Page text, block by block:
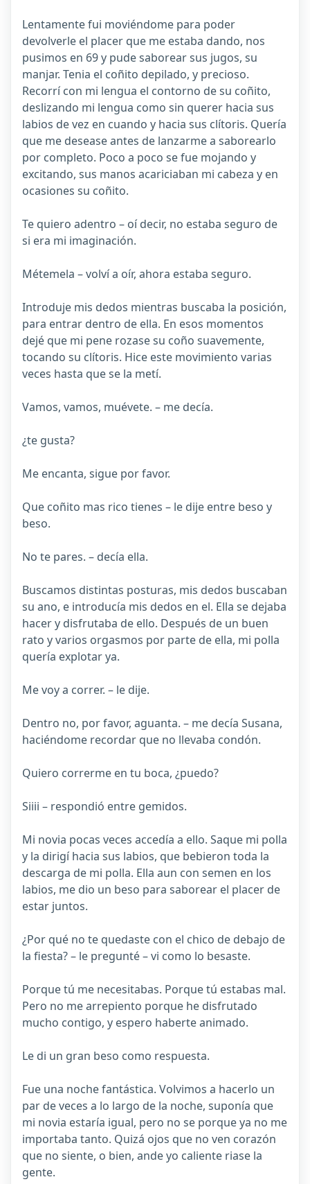
Lentamente fui moviéndome para poder
devolverle el placer que me estaba dando, nos
pusimos en 69 y pude saborear sus jugos, su
manjar. Tenia el coñito depilado, y precioso.
Recorrí con mi lengua el contorno de su coñito,
deslizando mi lengua como sin querer hacia sus
labios de vez en cuando y hacia sus clítoris. Quería
que me desease antes de lanzarme a saborearlo
por completo. Poco a poco se fue mojando y
excitando, sus manos acariciaban mi cabeza y en
ocasiones su coñito.
Te quiero adentro – oí decir, no estaba seguro de
si era mi imaginación.
Métemela – volví a oír, ahora estaba seguro.
Introduje mis dedos mientras buscaba la posición,
para entrar dentro de ella. En esos momentos
dejé que mi pene rozase su coño suavemente,
tocando su clítoris. Hice este movimiento varias
veces hasta que se la metí.
Vamos, vamos, muévete. – me decía.
¿te gusta?
Me encanta, sigue por favor.
Que coñito mas rico tienes – le dije entre beso y
beso.
No te pares. – decía ella.
Buscamos distintas posturas, mis dedos buscaban
su ano, e introducía mis dedos en el. Ella se dejaba
hacer y disfrutaba de ello. Después de un buen
rato y varios orgasmos por parte de ella, mi polla
quería explotar ya.
Me voy a correr. – le dije.
Dentro no, por favor, aguanta. – me decía Susana,
haciéndome recordar que no llevaba condón.
Quiero correrme en tu boca, ¿puedo?
Siiii – respondió entre gemidos.
Mi novia pocas veces accedía a ello. Saque mi polla
y la dirigí hacia sus labios, que bebieron toda la
descarga de mi polla. Ella aun con semen en los
labios, me dio un beso para saborear el placer de
estar juntos.
¿Por qué no te quedaste con el chico de debajo de
la fiesta? – le pregunté – vi como lo besaste.
Porque tú me necesitabas. Porque tú estabas mal.
Pero no me arrepiento porque he disfrutado
mucho contigo, y espero haberte animado.
Le di un gran beso como respuesta.
Fue una noche fantástica. Volvimos a hacerlo un
par de veces a lo largo de la noche, suponía que
mi novia estaría igual, pero no se porque ya no me
importaba tanto. Quizá ojos que no ven corazón
que no siente, o bien, ande yo caliente riase la
gente.